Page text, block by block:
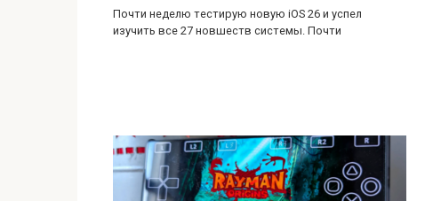
Почти неделю тестирую новую iOS 26 и успел
изучить все 27 новшеств системы. Почти